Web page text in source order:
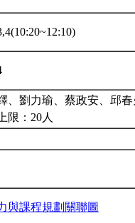
、劉力瑜、蔡政安、邱
限：20人
與課程規劃關聯圖